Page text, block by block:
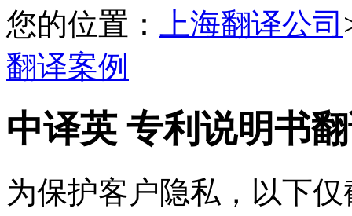
您的位置： 上海翻译公司
翻译案例
中译英 专利说明书
为保护客户隐私，以下